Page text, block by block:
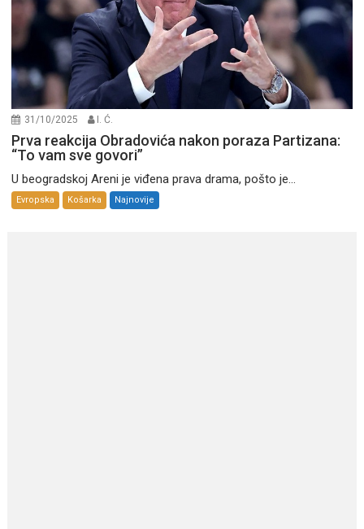
31/10/2025 I. Ć.
Prva reakcija Obradovića nakon poraza Partizana:
“To vam sve govori”
U beogradskoj Areni je viđena prava drama, pošto je...
Evropska Košarka Najnovije